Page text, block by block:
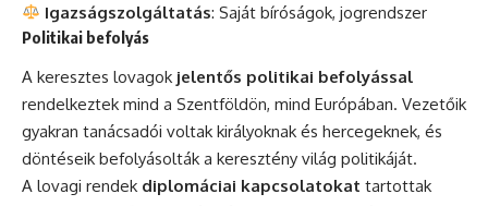
Igazságszolgáltatás: Saját bíróságok, jogrendszer
Politikai befolyás
A keresztes lovagok jelentős politikai befolyással
rendelkeztek mind a Szentföldön, mind Európában. Vezetőik
gyakran tanácsadói voltak királyoknak és hercegeknek, és
döntéseik befolyásolták a keresztény világ politikáját.
A lovagi rendek diplomáciai kapcsolatokat tartottak